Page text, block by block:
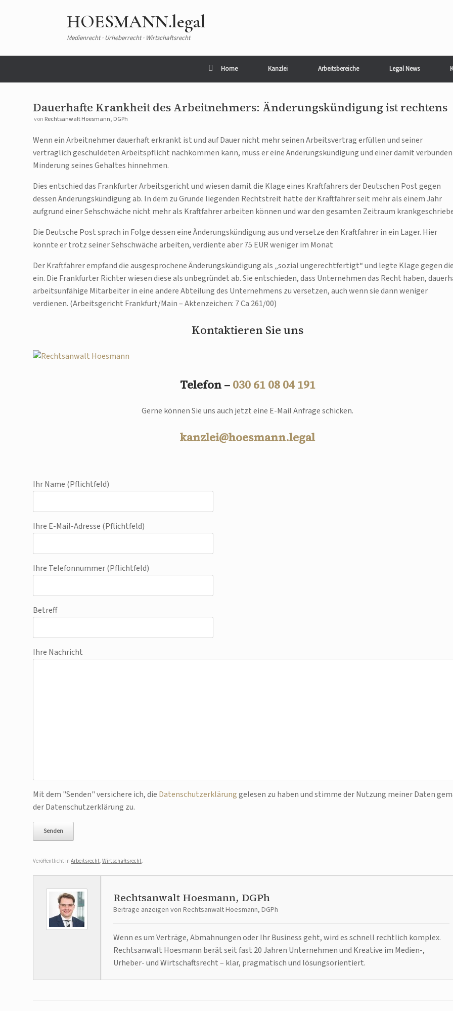
HOESMANN.legal
Medienrecht · Urheberrecht · Wirtschaftsrecht
Home Kanzlei Arbeitsbereiche Legal News
Dauerhafte Krankheit des Arbeitnehmers: Änderungskündigung ist rechtens
von Rechtsanwalt Hoesmann, DGPh
Wenn ein Arbeitnehmer dauerhaft erkrankt ist und auf Dauer nicht mehr seinen Arbeitsvertrag erfüllen und seiner
vertraglich geschuldeten Arbeitspflicht nachkommen kann, muss er eine Änderungskündigung und einer damit verbunden
Minderung seines Gehaltes hinnehmen.
Dies entschied das Frankfurter Arbeitsgericht und wiesen damit die Klage eines Kraftfahrers der Deutschen Post gegen
dessen Änderungskündigung ab. In dem zu Grunde liegenden Rechtstreit hatte der Kraftfahrer seit mehr als einem Jahr
aufgrund einer Sehschwäche nicht mehr als Kraftfahrer arbeiten können und war den gesamten Zeitraum
Die Deutsche Post sprach in Folge dessen eine Änderungskündigung aus und versetze den Kraftfahrer in ein Lager. Hier
konnte er trotz seiner Sehschwäche arbeiten, verdiente aber 75 EUR weniger im Monat
Der Kraftfahrer empfand die ausgesprochene Änderungskündigung als „sozial ungerechtfertigt“ und legte Klage gegen
ein. Die Frankfurter Richter wiesen diese als unbegründet ab. Sie entschieden, dass Unternehmen das Recht haben,
arbeitsunfähige Mitarbeiter in eine andere Abteilung des Unternehmens zu versetzen, auch wenn sie dann weniger
verdienen. (Arbeitsgericht Frankfurt/Main – Aktenzeichen: 7 Ca 261/00)
Kontaktieren Sie uns
Telefon – 030 61 08 04 191
Gerne können Sie uns auch jetzt eine E-Mail Anfrage schicken.
kanzlei@hoesmann.legal
Ihr Name (Pflichtfeld)
Ihre E-Mail-Adresse (Pflichtfeld)
Ihre Telefonnummer (Pflichtfeld)
Betreff
Ihre Nachricht
Bitte lasse dieses Feld leer.
Mit dem "Senden" versichere ich, die Datenschutzerklärunggelesen zu haben und stimme der Nutzung meiner Daten
der Datenschutzerklärung zu.
Veröffentlicht in Arbeitsrecht, Wirtschaftsrecht.
Rechtsanwalt Hoesmann, DGPh
Beiträge anzeigen von Rechtsanwalt Hoesmann, DGPh
Wenn es um Verträge, Abmahnungen oder Ihr Business geht, wird es schnell rechtlich komplex.
Rechtsanwalt Hoesmann berät seit fast 20 Jahren Unternehmen und Kreative im Medien-,
Urheber- und Wirtschaftsrecht – klar, pragmatisch und lösungsorientiert.